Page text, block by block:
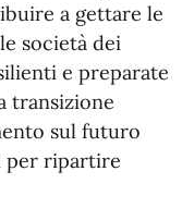
a gettare le
società dei
e preparate
transizione
sul futuro
per ripartire